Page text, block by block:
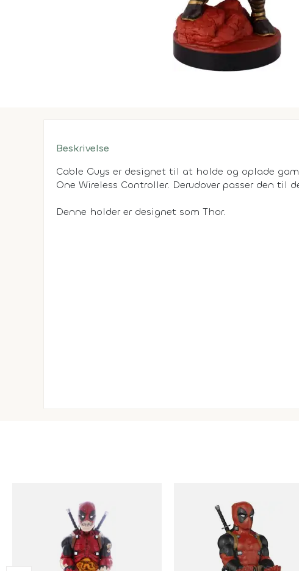
Beskrivelse
Cable Guys er designet til at holde og oplade
One Wireless Controller. Derudover passer den til
Denne holder er designet som Thor.